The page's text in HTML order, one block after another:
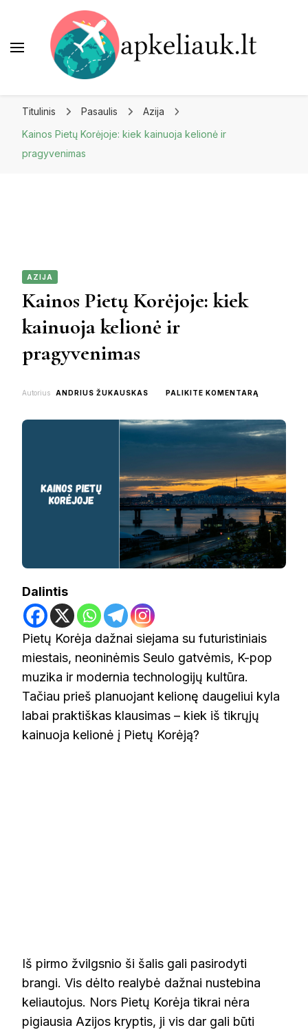
Titulinis Pasaulis
Azija
Kainos Pietų Korėjoje: kiek kainuoja kelionė ir
pragyvenimas
AZIJA
Kainos Pietų Korėjoje: kiek
kainuoja kelionė ir
pragyvenimas
Autorius ANDRIUS ŽUKAUSKAS PALIKITE KOMENTARĄ
KORĖJOJE:
IR
Dalintis
Pietų Korėja dažnai siejama su futuristiniais
miestais, neoninėmis Seulo gatvėmis, K-pop
muzika ir modernia technologijų kultūra.
Tačiau prieš planuojant kelionę daugeliui kyla
labai praktiškas klausimas – kiek iš tikrųjų
kainuoja kelionė į Pietų Korėją?
Iš pirmo žvilgsnio ši šalis gali pasirodyti
brangi. Vis dėlto realybė dažnai nustebina
keliautojus. Nors Pietų Korėja tikrai nėra
pigiausia Azijos kryptis, ji vis dar gali būti